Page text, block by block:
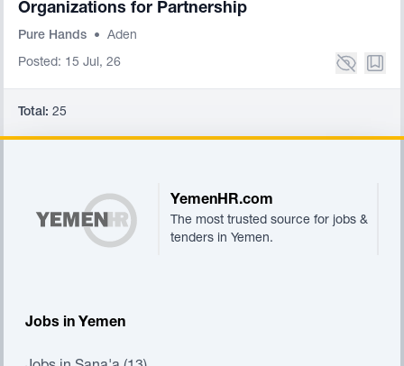
Organizations for Partnership
Pure Hands • Aden
Posted: 15 Jul, 26
Total: 25
YemenHR.com
The most trusted source for jobs &
tenders in Yemen.
Jobs in Yemen